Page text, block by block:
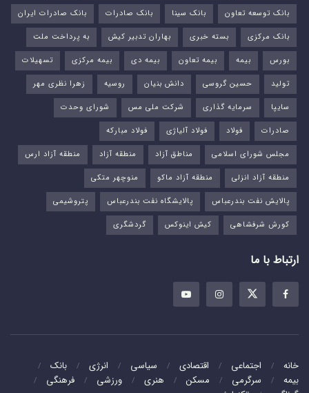
بانک توسعه تعاون
بانک سینا بانک صادرات
بانک صادرات ایران
بانک مرکزی
بسته خبری بهاران تدبیر کیش
به پرداخت ملت
بورس‌
بیمه بیمه تعاون بیمه دی بیمه مرکزی
تسهیلات
تولید
حسین گروسی دانش بنیان روسیه
زهرا نظری مهر
سایپا
سرمایه گذاری شرکت ملی مس
شورای وحدت
صادرات
فولاد فولاد آلیاژی
فولاد مبارکه
مجلس شورای اسلامی
مناطق آزاد منطقه آزاد
منطقه آزاد ارس
منطقه آزاد انزلی
منطقه آزاد ماکو
منوچهر متکی
پالایش نفت بندرعباس
پالایشگاه نفت بندرعباس
پتروشیمی
کورش شرفشاهی
کیش اینوکس گردشگری
ارتباط با ما
خانه اجتماعی اقتصادی سیاسی انرژی
بانک
بیمه
سرگرمی مسکن هنری ورزشی
فرهنگی